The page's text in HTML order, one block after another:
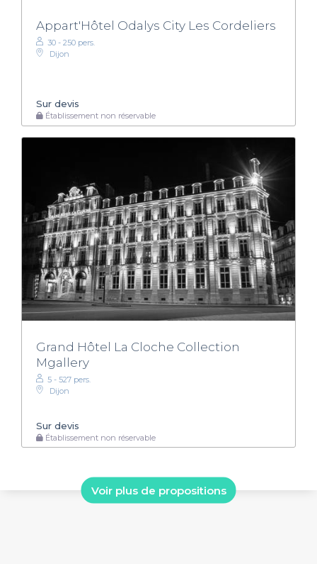
Appart'Hôtel Odalys City Les Cordeliers
30 - 250 pers.
Dijon
Sur devis
Établissement non réservable
Grand Hôtel La Cloche Collection
Mgallery
5 - 527 pers.
Dijon
Sur devis
Établissement non réservable
Voir plus de propositions